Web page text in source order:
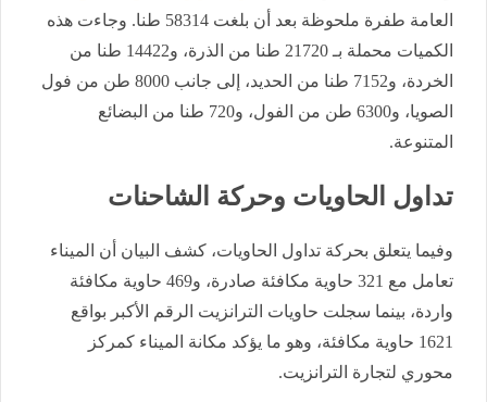
العامة طفرة ملحوظة بعد أن بلغت 58314 طنا. وجاءت هذه
الكميات محملة بـ 21720 طنا من الذرة، و14422 طنا من
الخردة، و7152 طنا من الحديد، إلى جانب 8000 طن من فول
الصويا، و6300 طن من الفول، و720 طنا من البضائع
المتنوعة.
​تداول الحاويات وحركة الشاحنات
​وفيما يتعلق بحركة تداول الحاويات، كشف البيان أن الميناء
تعامل مع 321 حاوية مكافئة صادرة، و469 حاوية مكافئة
واردة، بينما سجلت حاويات الترانزيت الرقم الأكبر بواقع
1621 حاوية مكافئة، وهو ما يؤكد مكانة الميناء كمركز
محوري لتجارة الترانزيت.